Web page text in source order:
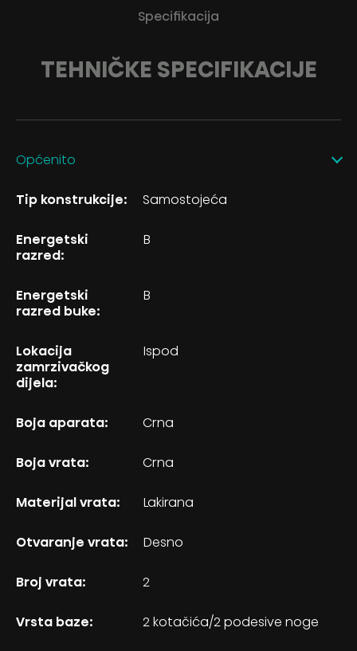
Specifikacija
TEHNIČKE SPECIFIKACIJE
Općenito
Tip konstrukcije: Samostojeća
Energetski
razred:
B
Energetski
razred buke:
B
Lokacija
zamrzivačkog
dijela:
Ispod
Boja aparata: Crna
Boja vrata: Crna
Materijal vrata: Lakirana
Otvaranje vrata: Desno
Broj vrata: 2
Vrsta baze: 2 kotačića/2 podesive noge